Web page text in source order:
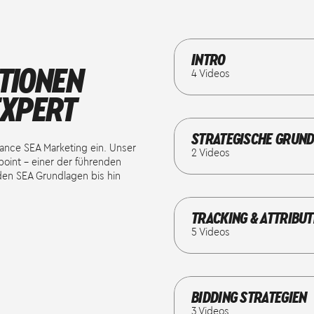
SEA Marketing ein. Unser
– einer der führenden
SEA Grundlagen bis hin
INTRO
4 Videos
Lektion 1 Ziel
Lektion 2
Lektion 4
STRATEGISCHE
2 Videos
Lektion 1
Lektion 2
TRACKING &
5 Videos
Lektion 1
BIDDING STRATEGIEN